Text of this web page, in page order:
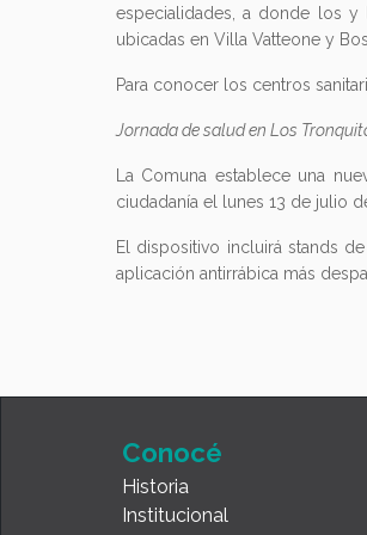
especialidades, a donde los y
ubicadas en Villa Vatteone y
Para conocer los centros
Jornada de salud en Los
La Comuna establece una
ciudadanía el lunes 13 de julio
El dispositivo incluirá stands
aplicación antirrábica más
Conocé
Historia
Institucional